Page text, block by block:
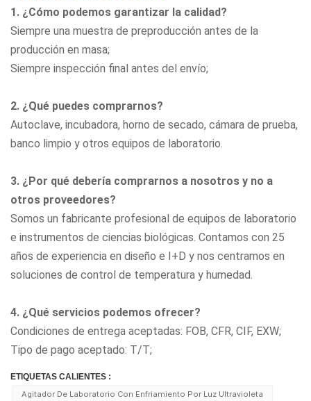
1. ¿Cómo podemos garantizar la calidad?
Siempre una muestra de preproducción antes de la
producción en masa;
Siempre inspección final antes del envío;
2. ¿Qué puedes comprarnos?
Autoclave, incubadora, horno de secado, cámara de prueba,
banco limpio y otros equipos de laboratorio.
3. ¿Por qué debería comprarnos a nosotros y no a
otros proveedores?
Somos un fabricante profesional de equipos de laboratorio
e instrumentos de ciencias biológicas. Contamos con 25
años de experiencia en diseño e I+D y nos centramos en
soluciones de control de temperatura y humedad.
4. ¿Qué servicios podemos ofrecer?
Condiciones de entrega aceptadas: FOB, CFR, CIF, EXW;
Tipo de pago aceptado: T/T;
ETIQUETAS CALIENTES :
Agitador De Laboratorio Con Enfriamiento Por Luz Ultravioleta